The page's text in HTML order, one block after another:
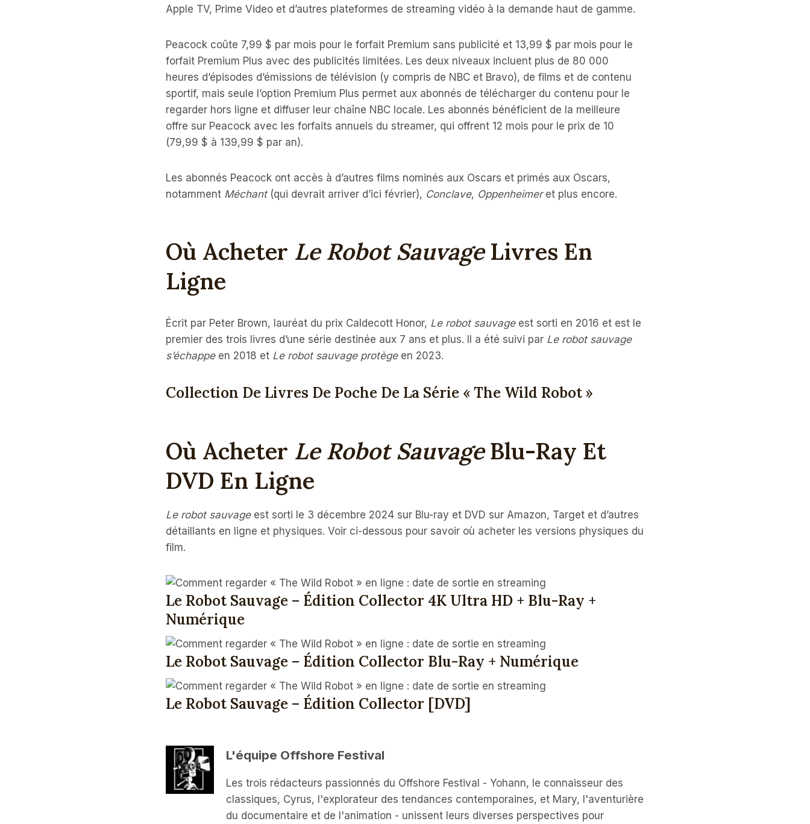
Apple TV, Prime Video et d’autres plateformes de streaming vidéo à la demande haut de gamme.
Peacock coûte 7,99 $ par mois pour le forfait Premium sans publicité et 13,99 $ par mois pour le
forfait Premium Plus avec des publicités limitées. Les deux niveaux incluent plus de 80 000
heures d’épisodes d’émissions de télévision (y compris de NBC et Bravo), de films et de contenu
sportif, mais seule l’option Premium Plus permet aux abonnés de télécharger du contenu pour le
regarder hors ligne et diffuser leur chaîne NBC locale. Les abonnés bénéficient de la meilleure
offre sur Peacock avec les forfaits annuels du streamer, qui offrent 12 mois pour le prix de 10
(79,99 $ à 139,99 $ par an).
Les abonnés Peacock ont ​​accès à d’autres films nominés aux Oscars et primés aux Oscars,
notamment Méchant(qui devrait arriver d’ici février), Conclave, Oppenheimeret plus encore.
Où Acheter Le Robot SauvageLivres En
Ligne
Écrit par Peter Brown, lauréat du prix Caldecott Honor, Le robot sauvageest sorti en 2016 et est le
premier des trois livres d’une série destinée aux 7 ans et plus. Il a été suivi par Le robot sauvage
s’échappe en 2018 et Le robot sauvage protège en 2023.
Collection De Livres De Poche De La Série « The Wild Robot »
Où Acheter Le Robot SauvageBlu-Ray Et
DVD En Ligne
Le robot sauvageest sorti le 3 décembre 2024 sur Blu-ray et DVD sur Amazon, Target et d’autres
détaillants en ligne et physiques. Voir ci-dessous pour savoir où acheter les versions physiques du
film.
Le Robot Sauvage – Édition Collector 4K Ultra HD + Blu-Ray +
Numérique
Le Robot Sauvage – Édition Collector Blu-Ray + Numérique
Le Robot Sauvage – Édition Collector [DVD]
L'équipe Offshore Festival
Les trois rédacteurs passionnés du Offshore Festival - Yohann, le connaisseur des
classiques, Cyrus, l'explorateur des tendances contemporaines, et Mary, l'aventurière
du documentaire et de l'animation - unissent leurs diverses perspectives pour